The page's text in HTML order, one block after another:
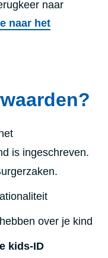
naar
naar het
is ingeschreven.
over je kind
kids-ID